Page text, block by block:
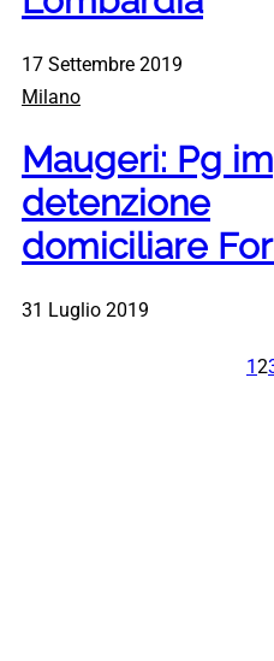
17 Settembre 2019
Milano
Maugeri: Pg
detenzione
domiciliare
31 Luglio 2019
12